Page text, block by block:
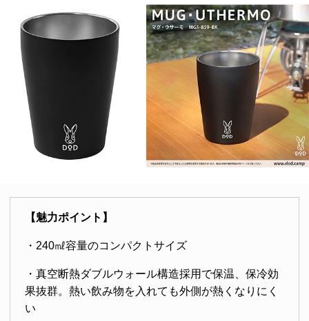
【魅力ポイント】
・240㎖容量のコンパクトサイズ
・真空断熱ダブルウォール構造採用で保温、保冷効
果抜群。熱い飲み物を入れても外側が熱くなりにく
い